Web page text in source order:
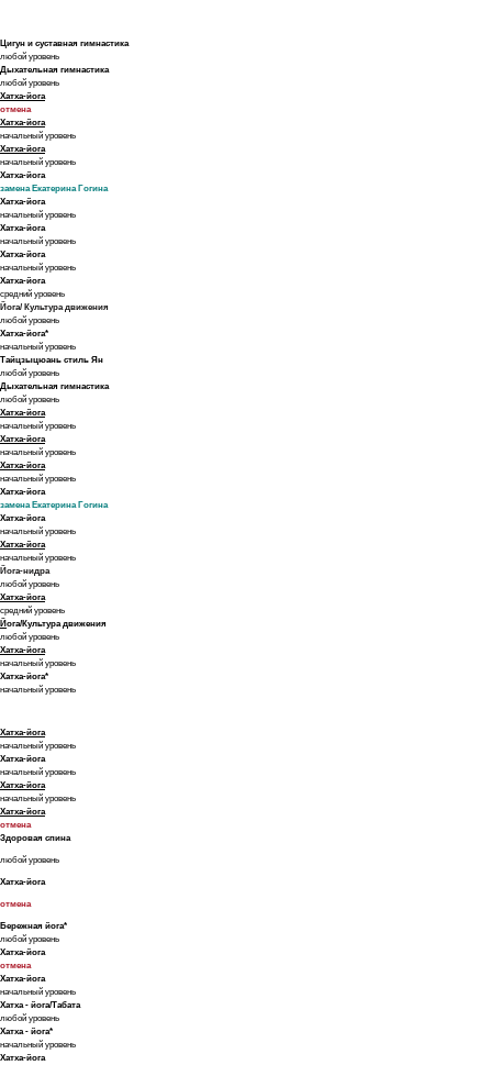
Цигун и суставная гимнастика
любой уровень
Дыхательная гимнастика
любой уровень
Хатха-йога
отмена
Хатха-йога
начальный уровень
Хатха-йога
начальный уровень
Хатха-йога
замена Екатерина Гогина
Хатха-йога
начальный уровень
Хатха-йога
начальный уровень
Хатха-йога
начальный уровень
Хатха-йога
средний уровень
Йога/ Культура движения
любой уровень
Хатха-йога*
начальный уровень
Тайцзыцюань стиль Ян
любой уровень
Дыхательная гимнастика
любой уровень
Хатха-йога
начальный уровень
Хатха-йога
начальный уровень
Хатха-йога
начальный уровень
Хатха-йога
замена Екатерина Гогина
Хатха-йога
начальный уровень
Хатха-йога
начальный уровень
Йога-нидра
любой уровень
Хатха-йога
средний уровень
Йога/Культура движения
любой уровень
Хатха-йога
начальный уровень
Хатха-йога*
начальный уровень
Хатха-йога
начальный уровень
Хатха-йога
начальный уровень
Хатха-йога
начальный уровень
Хатха-йога
отмена
Здоровая спина
любой уровень
Хатха-йога
отмена
Бережная йога*
любой уровень
Хатха-йога
отмена
Хатха-йога
начальный уровень
Хатха - йога/Табата
любой уровень
Хатха - йога*
начальный уровень
Хатха-йога